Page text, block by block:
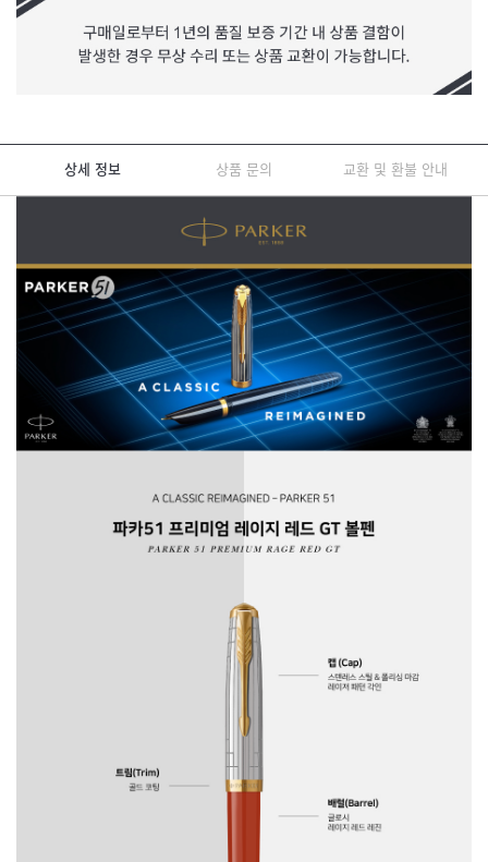
상세 정보 상품 문의 교환 및 환불 안내